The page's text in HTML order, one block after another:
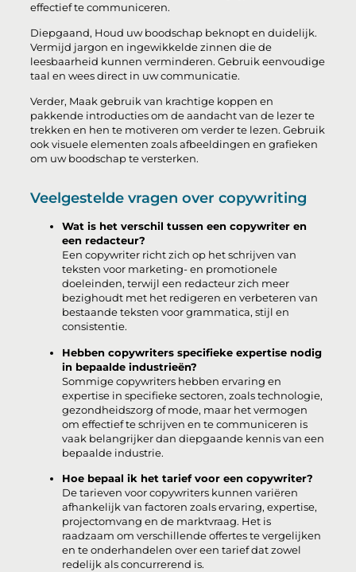
effectief te communiceren.
Diepgaand, Houd uw boodschap beknopt en duidelijk.
Vermijd jargon en ingewikkelde zinnen die de
leesbaarheid kunnen verminderen. Gebruik eenvoudige
taal en wees direct in uw communicatie.
Verder, Maak gebruik van krachtige koppen en
pakkende introducties om de aandacht van de lezer te
trekken en hen te motiveren om verder te lezen. Gebruik
ook visuele elementen zoals afbeeldingen en grafieken
om uw boodschap te versterken.
Veelgestelde vragen over copywriting
Wat is het verschil tussen een copywriter en
een redacteur?
Een copywriter richt zich op het schrijven van
teksten voor marketing- en promotionele
doeleinden, terwijl een redacteur zich meer
bezighoudt met het redigeren en verbeteren van
bestaande teksten voor grammatica, stijl en
consistentie.
Hebben copywriters specifieke expertise nodig
in bepaalde industrieën?
Sommige copywriters hebben ervaring en
expertise in specifieke sectoren, zoals technologie,
gezondheidszorg of mode, maar het vermogen
om effectief te schrijven en te communiceren is
vaak belangrijker dan diepgaande kennis van een
bepaalde industrie.
Hoe bepaal ik het tarief voor een copywriter?
De tarieven voor copywriters kunnen variëren
afhankelijk van factoren zoals ervaring, expertise,
projectomvang en de marktvraag. Het is
raadzaam om verschillende offertes te vergelijken
en te onderhandelen over een tarief dat zowel
redelijk als concurrerend is.